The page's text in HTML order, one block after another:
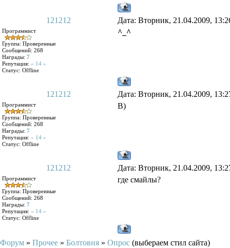
121212 Дата: Вторник, 21.04.2009,
Программист
Группа: Проверенные
Сообщений: 268
Награды: 7
Репутация: « 14 »
Статус: Offline
^_^
121212 Дата: Вторник, 21.04.2009,
Программист
Группа: Проверенные
Сообщений: 268
Награды: 7
Репутация: « 14 »
Статус: Offline
B)
121212 Дата: Вторник, 21.04.2009,
Программист
Группа: Проверенные
Сообщений: 268
Награды: 7
Репутация: « 14 »
Статус: Offline
где смайлы?
Форум » Прочее » Болтовня » Опрос (выбераем стил сайта)